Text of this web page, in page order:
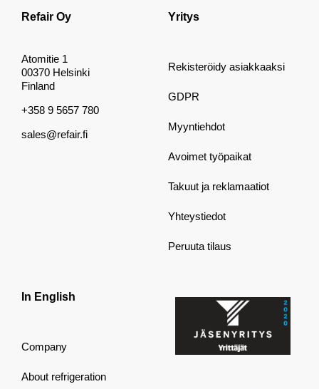
Refair Oy
Atomitie 1
00370 Helsinki
Finland
+358 9 5657 780
sales@refair.fi
Yritys
Rekisteröidy asiakkaaksi
GDPR
Myyntiehdot
Avoimet työpaikat
Takuut ja reklamaatiot
Yhteystiedot
Peruuta tilaus
In English
Company
About refrigeration